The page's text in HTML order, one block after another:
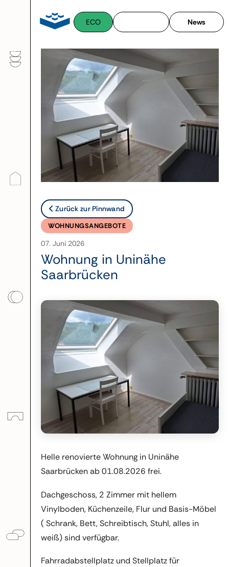
ECO News
Zurück zur Pinnwand
WOHNUNGSANGEBOTE
07. Juni 2026
Wohnung in Uninähe
Saarbrücken
Helle renovierte Wohnung in Uninähe
Saarbrücken ab 01.08.2026 frei.
Dachgeschoss, 2 Zimmer mit hellem
Vinylboden, Küchenzeile, Flur und Basis-Möbel
( Schrank, Bett, Schreibtisch, Stuhl, alles in
weiß) sind verfügbar.
Fahrradabstellplatz und Stellplatz für